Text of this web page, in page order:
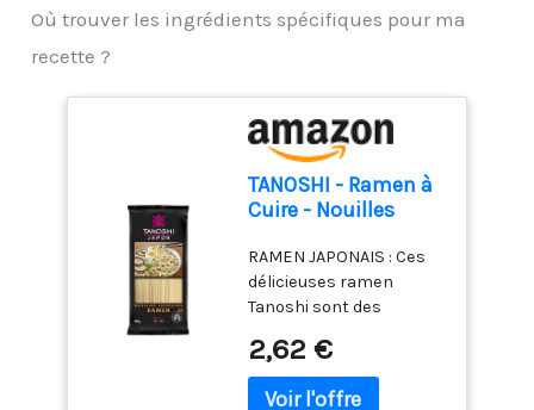
Où trouver les ingrédients spécifiques pour ma
recette ?
TANOSHI - Ramen à
Cuire - Nouilles
RAMEN JAPONAIS : Ces
délicieuses ramen
Tanoshi sont des
en 4 minutes, qui
agrémentent
2,62 €